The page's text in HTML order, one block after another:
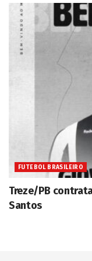
FUTEBOL BRASILEIRO
Treze/PB
Santos